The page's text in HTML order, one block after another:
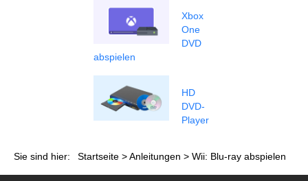
Xbox
One
DVD
abspielen
HD
DVD-
Player
Sie sind hier: Startseite >Anleitungen > Wii: Blu-ray abspielen